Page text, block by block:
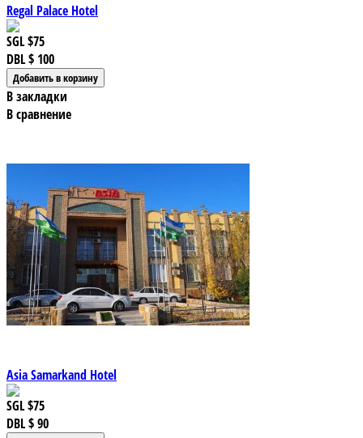
Regal Palace Hotel
SGL$75
DBL$ 100
В закладки
В сравнение
Asia Samarkand Hotel
SGL$75
DBL$ 90